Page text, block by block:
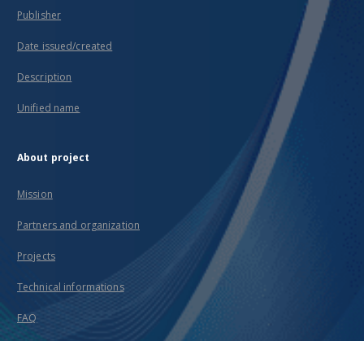
Publisher
Date issued/created
Description
Unified name
About project
Mission
Partners and organization
Projects
Technical informations
FAQ